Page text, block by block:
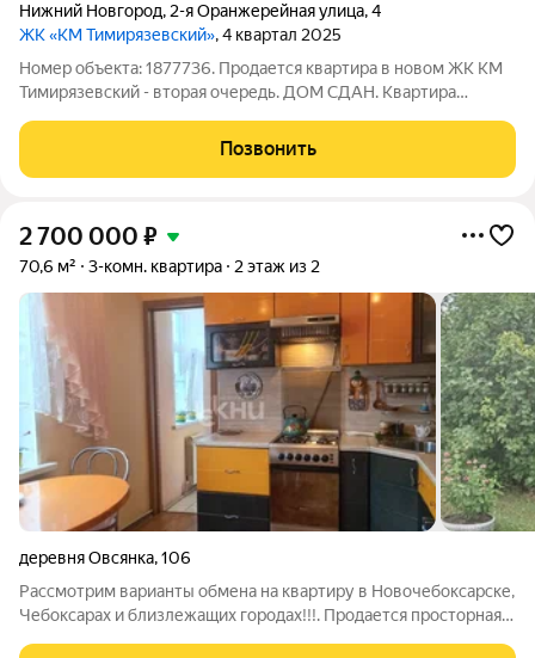
Нижний Новгород, 2-я Оранжерейная улица,4
ЖК «КМ Тимирязевский», 4 квартал 2025
Номер объекта: 1877736. Продается квартира в новом ЖК КМ
Тимирязевский - вторая очередь. ДОМ СДАН. Квартира
гарнитуром. Абсолютно безопасное дворовое пространство,
идеальное место для вечерних
Позвонить
2 700 000 ₽
70,6 м² 3-комн. квартира 2 этаж из 2
деревня Овсянка,106
Рассмотрим варианты обмена на квартиру в Новочебоксарске,
Чебоксарах и близлежащих городах!!!. Продается просторная